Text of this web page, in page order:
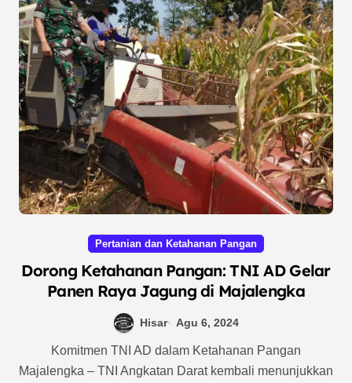
Pertanian dan Ketahanan Pangan
Dorong Ketahanan Pangan: TNI AD Gelar
Panen Raya Jagung di Majalengka
Hisar Agu 6, 2024
Komitmen TNI AD dalam Ketahanan Pangan
Majalengka – TNI Angkatan Darat kembali menunjukkan